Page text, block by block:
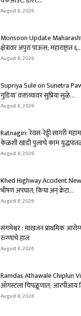
August 8, 2026
Monsoon Update
क्षेत्रावर अपुरा पाऊस; महाराष्ट्रात ६...
August 8, 2026
Supriya Sule on Sunetra
गुडिया’ वक्तव्यावर सुप्रिया सुळे...
August 8, 2026
Ratnagiri: रेवस-रेड्डी सागरी
केळशी खाडी पुलाचे काम
August 8, 2026
Khed Highway Accident
भीषण अपघात; किया अन् क्रेटा...
August 8, 2026
संगमेश्वर : माखजन प्राथमिक
रुग्णांचे हाल
August 8, 2026
Ramdas Athawale Chiplun
ऑगस्टला चिपळूणात; आरपीआय
August 8, 2026